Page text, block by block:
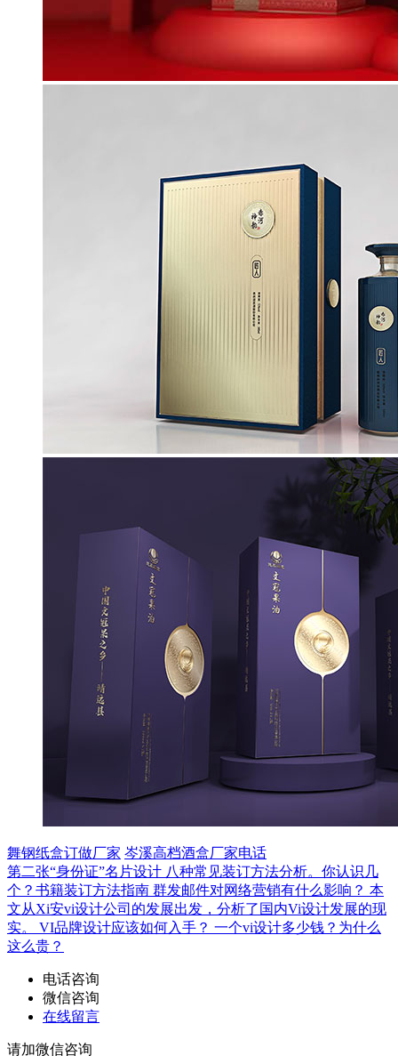
舞钢纸盒订做厂家 岑溪高档酒盒厂家电话
第二张“身份证”名片设计 八种常见装订方法分析。你认识几
个？书籍装订方法指南 群发邮件对网络营销有什么影响？ 本
文从Xi安vi设计公司的发展出发，分析了国内Vi设计发展的现
实。 VI品牌设计应该如何入手？ 一个vi设计多少钱？为什么
这么贵？
电话咨询
微信咨询
在线留言
请加微信咨询